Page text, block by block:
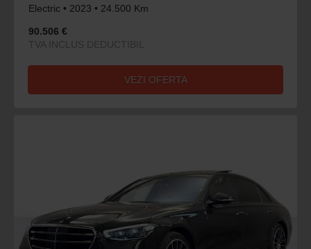
Electric • 2023 • 24.500 Km
90.506 €
TVA INCLUS DEDUCTIBIL
VEZI OFERTA